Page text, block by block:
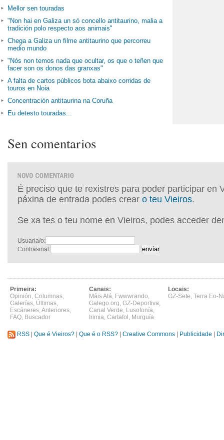
Mellor sen touradas
"Non hai en Galiza un só concello antitaurino, malia a
tradición polo respecto aos animais"
Chega a Galiza un filme antitaurino que percorreu
medio mundo
"Nós non temos nada que ocultar, os que o teñen que
facer son os donos das granxas"
A falta de cartos públicos bota abaixo corridas de
touros en Noia
Concentración antitaurina na Coruña
Eu detesto touradas...
Sen comentarios
É preciso que te rexistres para poder participar en
páxina de entrada podes crear o teu Vieiros.
Se xa tes o teu nome en Vieiros, podes acceder
Usuaria/o:
Contrasinal:
Primeira:
Opinión, Columnas,
Galerías, Últimas,
Escáneres,Anteriores,
FAQ, Buscador
Canais:
Máis Alá, Fwwwrando,
Galego.org, GZ-Deportiva,
Canal Verde, Lusofonía,
Irimia, Cartafol , Murguía
Locais:
GZ-Sete, Terra Eo-
RSS Que é Vieiros? Que é o RSS? Creative Commons Publicidade